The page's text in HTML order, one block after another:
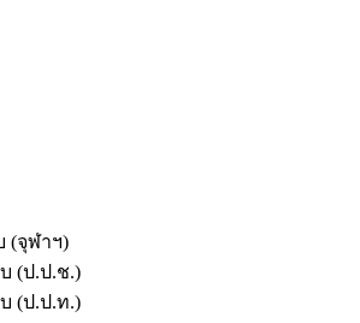
(จุฬาฯ)
(ป.ป.ช.)
(ป.ป.ท.)